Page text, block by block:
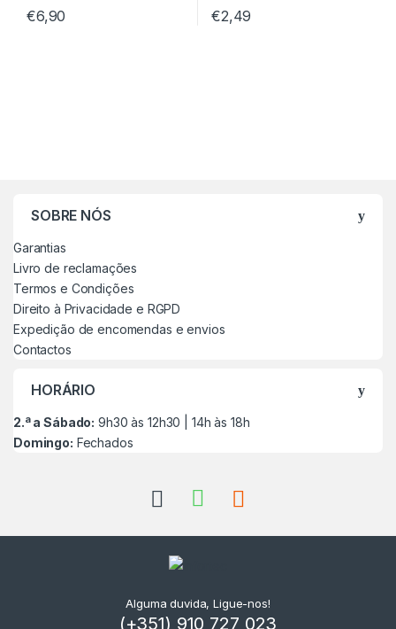
€6,90 €2,49
SOBRE NÓS
Garantias
Livro de reclamações
Termos e Condições
Direito à Privacidade e RGPD
Expedição de encomendas e envios
Contactos
HORÁRIO
2.ª a Sábado: 9h30 às 12h30 | 14h às 18h
Domingo: Fechados
Alguma duvida, Ligue-nos!
(+351) 910 727 023